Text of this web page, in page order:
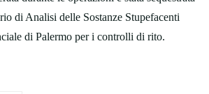
di Analisi delle Sostanze Stupefacenti
di Palermo per i controlli di rito.